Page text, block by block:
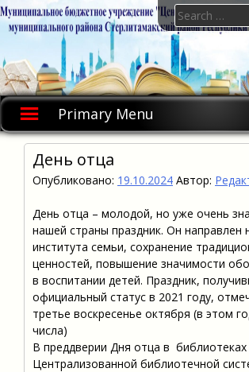
Skip
to
Primary Menu
Search
for:
День отца
Опубликовано: 19.10.2024 Автор:
День отца – молодой, но уже очень
нашей страны праздник. Он направлен
института семьи, сохранение
ценностей, повышение значимости
в воспитании детей. Праздник,
официальный статус в 2021 году,
третье воскресенье октября (в этом
числа)
В преддверии Дня отца в библиотеках
Централизованной библиотечной